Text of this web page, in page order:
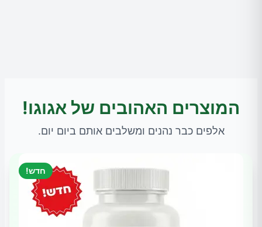
המוצרים האהובים של אגוגו!
אלפים כבר נהנים ומשלבים אותם ביום יום.
חדש!